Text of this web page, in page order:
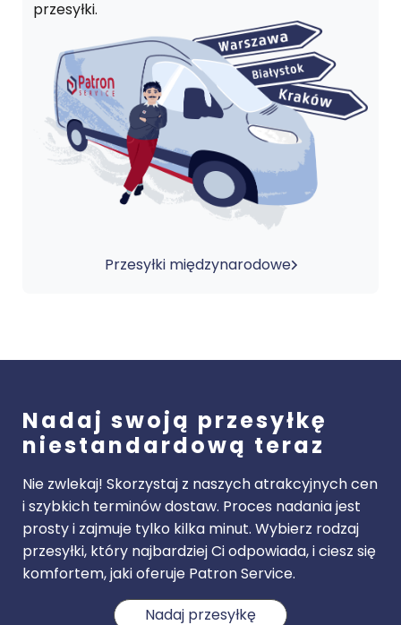
przesyłki.
Przesyłki międzynarodowe
Nadaj swoją przesyłkę
niestandardową teraz
Nie zwlekaj! Skorzystaj z naszych atrakcyjnych cen
i szybkich terminów dostaw. Proces nadania jest
prosty i zajmuje tylko kilka minut. Wybierz rodzaj
przesyłki, który najbardziej Ci odpowiada, i ciesz się
komfortem, jaki oferuje Patron Service.
Nadaj przesyłkę